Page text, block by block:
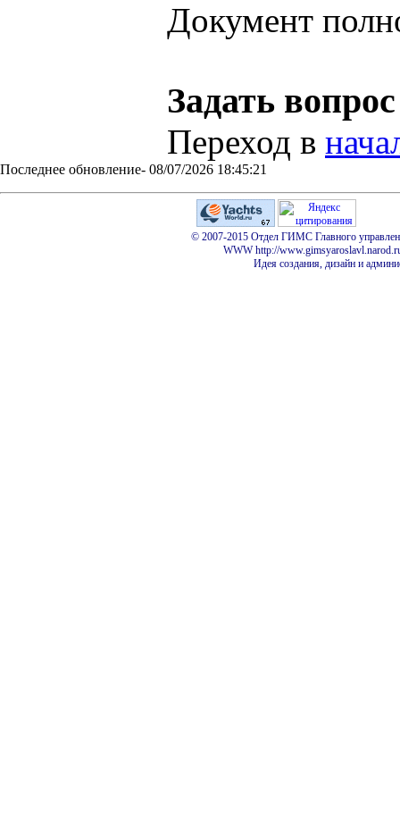
Документ
Задать
Переход в
Последнее обновление- 08/07/2026 18:45:21
© 2007-2015 Отдел ГИМС Главного
WWW http://
Идея создания, дизайн и